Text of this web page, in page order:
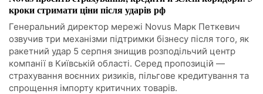
кроки стримати ціни після ударів рф
Генеральний директор мережі Novus Марк Петкевич
озвучив три механізми підтримки бізнесу після того, як
ракетний удар 5 серпня знищив розподільчий центр
компанії в Київській області. Серед пропозицій —
страхування воєнних ризиків, пільгове кредитування та
спрощення імпорту критичних товарів.